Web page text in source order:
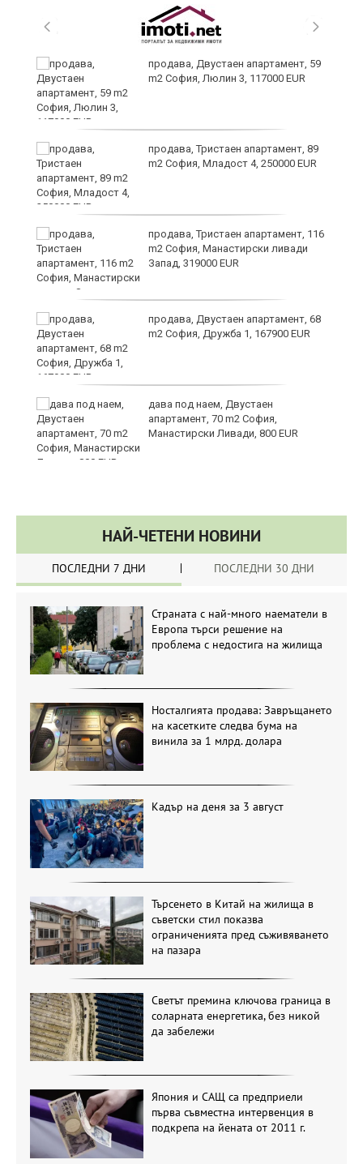
продава, Двустаен апартамент, 59
m2 София, Люлин 3, 117000 EUR
продава, Тристаен апартамент, 89
m2 София, Младост 4, 250000 EUR
продава, Тристаен апартамент, 116
m2 София, Манастирски ливади
Запад, 319000 EUR
продава, Двустаен апартамент, 68
m2 София, Дружба 1, 167900 EUR
дава под наем, Двустаен
апартамент, 70 m2 София,
Манастирски Ливади, 800 EUR
НАЙ-ЧЕТЕНИ НОВИНИ
ПОСЛЕДНИ 7 ДНИ ПОСЛЕДНИ 30 ДНИ
Страната с най-много наематели в
Европа търси решение на
проблема с недостига на жилища
Носталгията продава: Завръщането
на касетките следва бума на
винила за 1 млрд. долара
Кадър на деня за 3 август
Търсенето в Китай на жилища в
съветски стил показва
ограниченията пред съживяването
на пазара
Светът премина ключова граница в
соларната енергетика, без никой
да забележи
Япония и САЩ са предприели
първа съвместна интервенция в
подкрепа на йената от 2011 г.